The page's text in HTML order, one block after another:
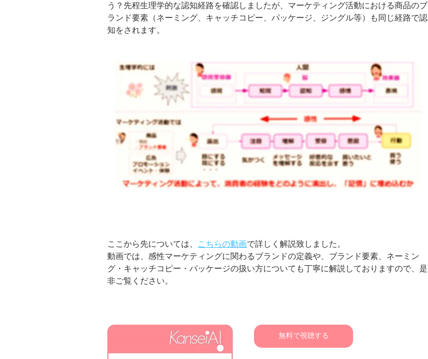
う？先程生理学的な認知経路を確認しましたが、マーケティング活動における商品のブ
ランド要素（ネーミング、キャッチコピー、パッケージ、ジングル等）も同じ経路で認
知をされます。
ここから先については、 こちらの動画で詳しく解説致しました。
動画では、感性マーケティングに関わるブランドの定義や、ブランド要素、ネーミン
グ・キャッチコピー・パッケージの扱い方についても丁寧に解説しておりますので、是
非ご覧ください。
無料で視聴する